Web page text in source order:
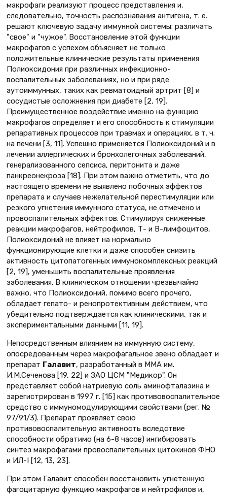
макрофаги реализуют процесс представления и,
следовательно, точность распознавания антигена, т. е.
решают ключевую задачу иммунной системы: различать
"свое" и "чужое". Восстановление этой функции
макрофагов с успехом объясняет не только
положительные клинические результаты применения
Полиоксидония при различных инфекционно-
воспалительных заболеваниях, но и при ряде
аутоиммунных, таких как ревматоидный артрит [8] и
сосудистые осложнения при диабете [2, 19].
Преимущественное воздействие именно на функцию
макрофагов определяет и его способность к стимуляции
репаративных процессов при травмах и операциях, в т. ч.
на печени [3, 11]. Успешно применяется Полиоксидоний и в
лечении аллергических и бронхолегочных заболеваний,
генерализованного сепсиса, перитонита и даже
панкреонекроза [18]. При этом важно отметить, что до
настоящего времени не выявлено побочных эффектов
препарата и случаев нежелательной перестимуляции или
резкого угнетения иммунного статуса, не отмечено и
провоспалительных эффектов. Cтимулируя сниженные
реакции макрофагов, нейтрофилов, Т- и В-лимфоцитов,
Полиоксидоний не влияет на нормально
функционирующие клетки и даже способен снизить
активность цитопатогенных иммунокомплексных реакций
[2, 19], уменьшить воспалительные проявления
заболевания. В клиническом отношении чрезвычайно
важно, что Полиоксидоний, помимо всего прочего,
обладает гепато- и ренопротективным действием, что
убедительно подтверждается как клиническими, так и
экспериментальными данными [11, 19].
Непосредственным влиянием на иммунную систему,
опосредованным через макрофагальное звено обладает и
препарат Галавит, разработанный в ММА им.
И.М.Сеченова [19, 22] и ЗАО ЦСМ "Медикор". Он
представляет собой натриевую соль аминофталазина и
зарегистрирован в 1997 г. [15] как противовоспалительное
средство с иммуномодулирующими свойствами (рег. №
97/91/3). Препарат проявляет свою
противовоспалительную активность вследствие
способности обратимо (на 6-8 часов) ингибировать
синтез макрофагами провоспалительных цитокинов ФНО
и ИЛ-I [12, 13, 23].
При этом Галавит способен восстановить угнетенную
фагоцитарную функцию макрофагов и нейтрофилов и,